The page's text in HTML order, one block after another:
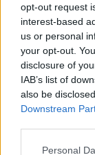
opt-out request
interest-based
us or personal
your opt-out.
disclosure of
IAB’s list of
also be
Downstream
Personal
jak
się do
W